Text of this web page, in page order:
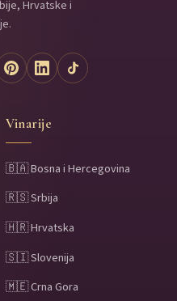
Hrvatske i
Vinarije
🇧🇦 Bosna i Hercegovina
🇷🇸 Srbija
🇭🇷 Hrvatska
🇸🇮 Slovenija
🇲🇪 Crna Gora